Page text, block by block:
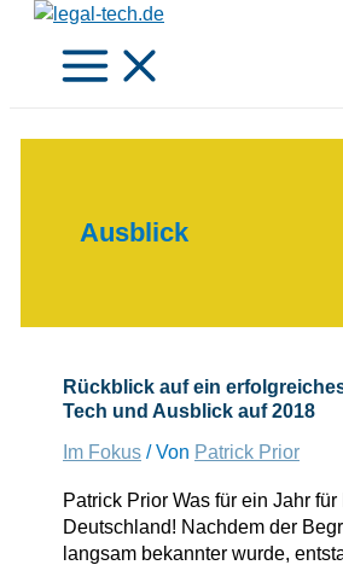
Zum
springen
Ausblick
Rückblick auf ein
Tech und Ausblick auf 2018
Im Fokus/ Von Patrick Prior
Patrick Prior Was für ein Jahr für
Deutschland! Nachdem der
langsam bekannter wurde,